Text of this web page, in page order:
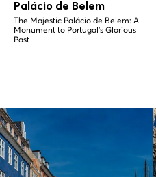
Palácio de Belem
The Majestic Palácio de Belem: A
Monument to Portugal's Glorious
Past